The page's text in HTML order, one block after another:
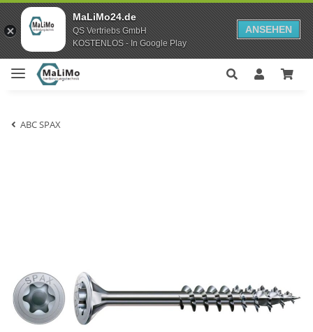
MaLiMo24.de
QS Vertriebs GmbH
KOSTENLOS - In Google Play
ANSEHEN
ABC SPAX